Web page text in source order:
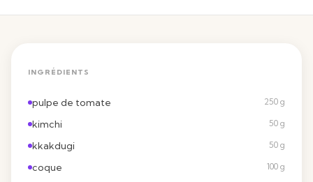
INGRÉDIENTS
pulpe de tomate 250 g
kimchi 50 g
kkakdugi 50 g
coque 100 g